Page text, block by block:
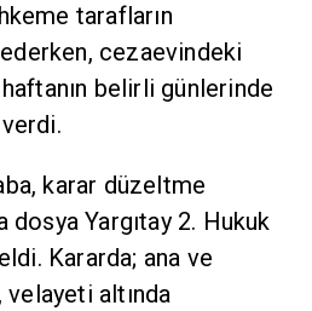
tarafların
cezaevindeki
belirli günlerinde
karar düzeltme
Yargıtay 2. Hukuk
Kararda; ana ve
altında